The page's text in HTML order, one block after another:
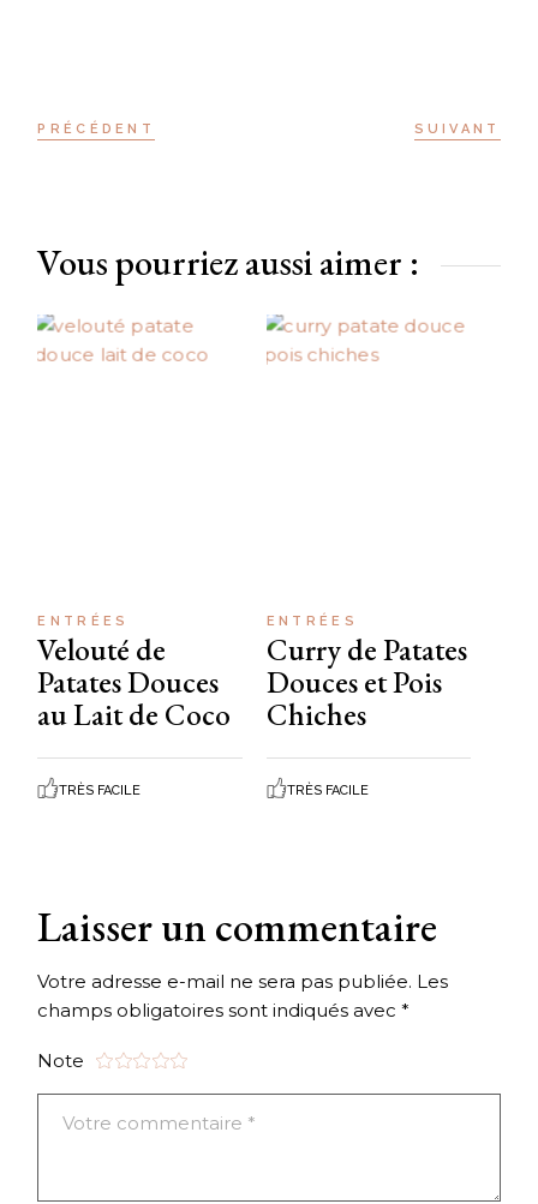
PRÉCÉDENT SUIVANT
Vous pourriez aussi aimer :
ENTRÉES
Velouté de
Patates Douces
au Lait de Coco
TRÈS FACILE
ENTRÉES
Curry de Patates
Douces et Pois
Chiches
TRÈS FACILE
Laisser un commentaire
Votre adresse e-mail ne sera pas publiée. Les
champs obligatoires sont indiqués avec*
Note